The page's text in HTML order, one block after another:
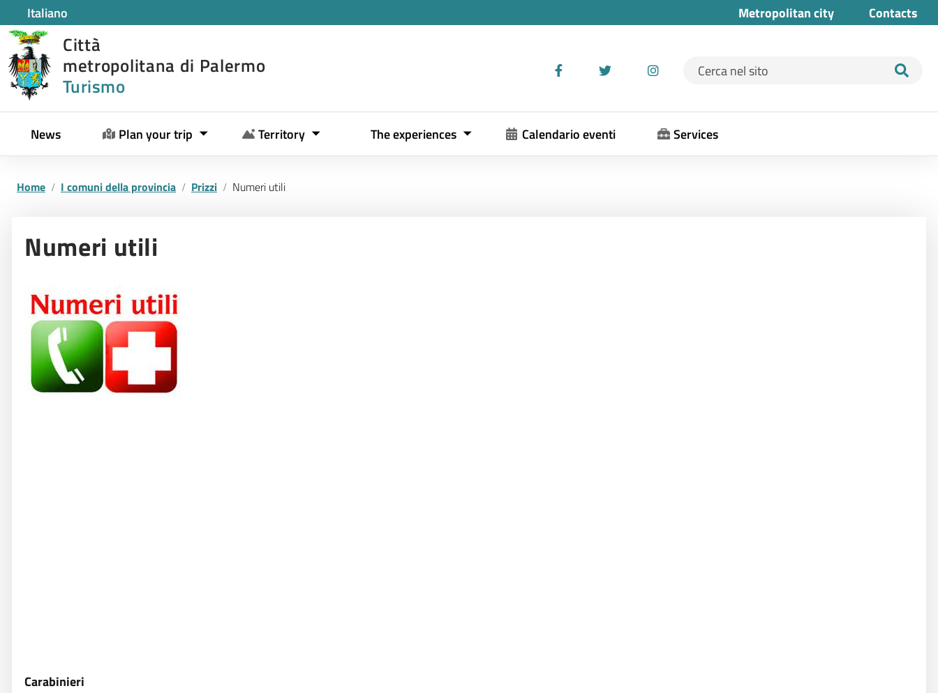
Italiano Metropolitan city Contacts
Città
metropolitana di Palermo
Turismo Ricerca per:
News Plan your trip Territory The experiences Calendario eventi Services
Home I comuni della provincia Prizzi Numeri utili
Numeri utili
Carabinieri